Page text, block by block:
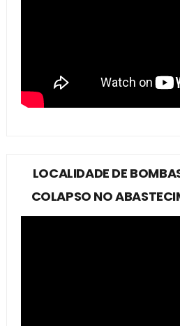
LOCALIDADE DE
COLAPSO NO